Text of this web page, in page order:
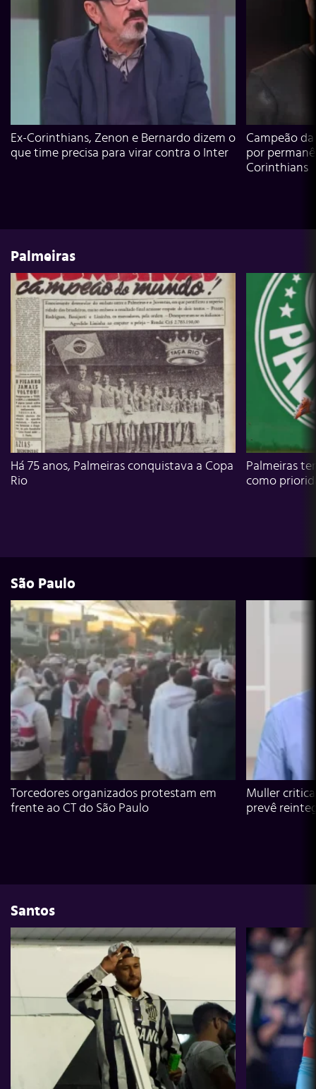
Ex-Corinthians, Zenon e Bernardo dizem o
que time precisa para virar contra o Inter
Campeão
por
Corinthians
Palmeiras
Há 75 anos, Palmeiras conquistava a Copa
Rio
Palmeiras
como
São Paulo
Torcedores organizados protestam em
frente ao CT do São Paulo
Muller
prevê
Santos